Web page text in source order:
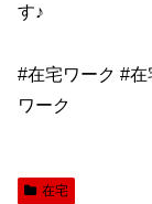
す♪
#在宅ワーク #
ワーク
在宅